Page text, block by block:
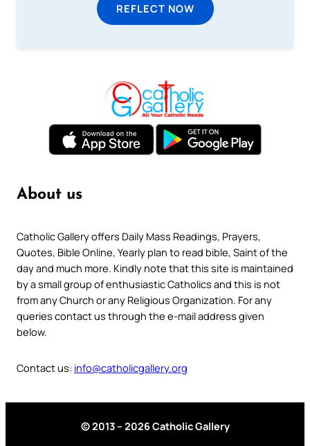
REFLECT NOW
About us
Catholic Gallery offers Daily Mass Readings, Prayers,
Quotes, Bible Online, Yearly plan to read bible, Saint of the
day and much more. Kindly note that this site is maintained
by a small group of enthusiastic Catholics and this is not
from any Church or any Religious Organization. For any
queries contact us through the e-mail address given
below.
Contact us: info@catholicgallery.org
© 2013 – 2026 Catholic Gallery